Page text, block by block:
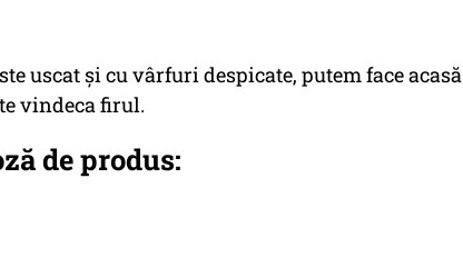
uscat și cu vârfuri despicate, putem face acasă
vindeca firul.
de produs: